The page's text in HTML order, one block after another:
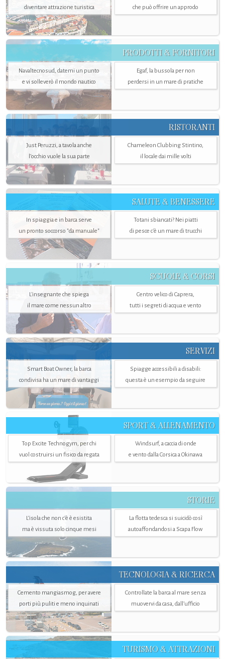
diventare attrazione turistica che può offrire un approdo
PRODOTTI & FORNITORI
Navaltecnosud, datemi un punto
e vi solleverò il mondo nautico
Egaf, la bussola per non
perdersi in un mare di pratiche
RISTORANTI
Just Peruzzi, a tavola anche
l’occhio vuole la sua parte
Chameleon Clubbing Stintino,
il locale dai mille volti
SALUTE & BENESSERE
In spiaggia e in barca serve
un pronto soccorso "da manuale"
Totani sbiancati? Nei piatti
di pesce c'è un mare di trucchi
SCUOLE & CORSI
L'insegnante che spiega
il mare come nessun altro
Centro velico di Caprera,
tutti i segreti di acqua e vento
SERVIZI
Smart Boat Owner, la barca
condivisa ha un mare di vantaggi
Spiagge accessibili a disabili:
questa è un esempio da seguire
SPORT & ALLENAMENTO
Top Excite Technogym, per chi
vuol costruirsi un fisico da regata
Windsurf, a caccia di onde
e vento dalla Corsica a Okinawa
STORIE
L’isola che non c'è è esistita
ma è vissuta solo cinque mesi
La flotta tedesca si suicidò così
autoaffondandosi a Scapa Flow
TECNOLOGIA & RICERCA
Cemento mangiasmog, per avere
porti più puliti e meno inquinati
Controllate la barca al mare senza
muovervi da casa, dall’ufficio
TURISMO & ATTRAZIONI